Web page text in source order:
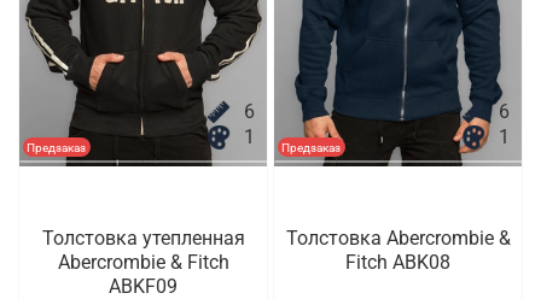
Предзаказ
6
1
Толстовка утепленная
Abercrombie & Fitch
ABKF09
Предзаказ
6
1
Толстовка Abercrombie &
Fitch ABK08